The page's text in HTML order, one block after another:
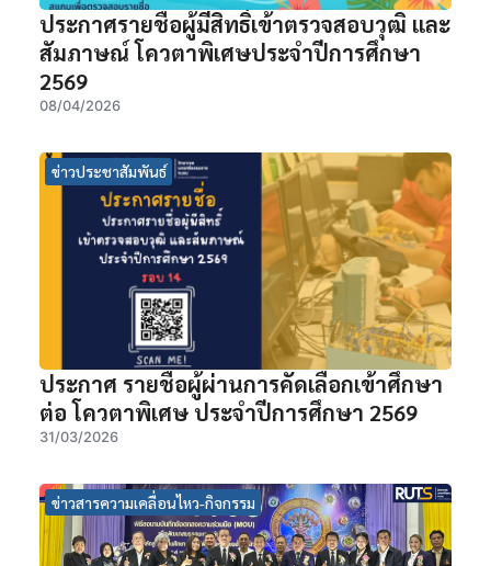
ประกาศรายชื่อผู้มีสิทธิ์เข้าตรวจสอบวุฒิ และ
สัมภาษณ์ โควตาพิเศษประจำปีการศึกษา
2569
08/04/2026
ข่าวประชาสัมพันธ์
ประกาศ รายชื่อผู้ผ่านการคัดเลือกเข้าศึกษา
ต่อ โควตาพิเศษ ประจำปีการศึกษา 2569
31/03/2026
ข่าวสารความเคลื่อนไหว-กิจกรรม